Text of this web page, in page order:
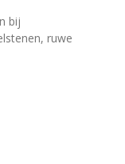
bij
ruwe